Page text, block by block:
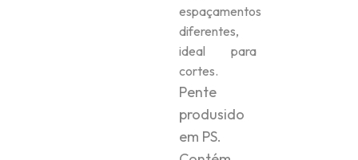
espaçamentos
diferentes,
ideal para
cortes.
Pente
produsido
em PS.